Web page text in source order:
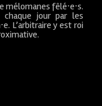
mélomanes fêlé⋅e⋅s.
chaque jour par les
L’arbitraire y est roi